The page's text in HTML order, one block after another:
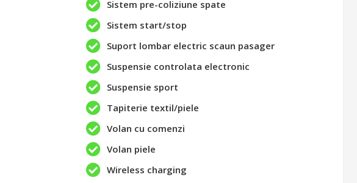
Sistem pre-coliziune spate
Sistem start/stop
Suport lombar electric scaun pasager
Suspensie controlata electronic
Suspensie sport
Tapiterie textil/piele
Volan cu comenzi
Volan piele
Wireless charging